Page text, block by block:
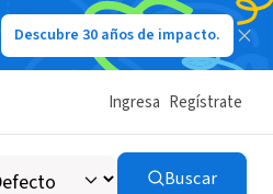
Descubre 30 años de impacto.
Ingresa Regístrate
Buscar